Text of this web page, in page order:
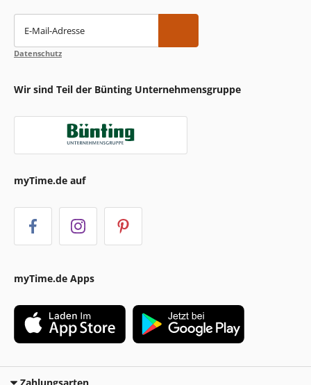
E-Mail-Adresse
Datenschutz
Wir sind Teil der Bünting Unternehmensgruppe
myTime.de auf
myTime.de Apps
Zahlungsarten